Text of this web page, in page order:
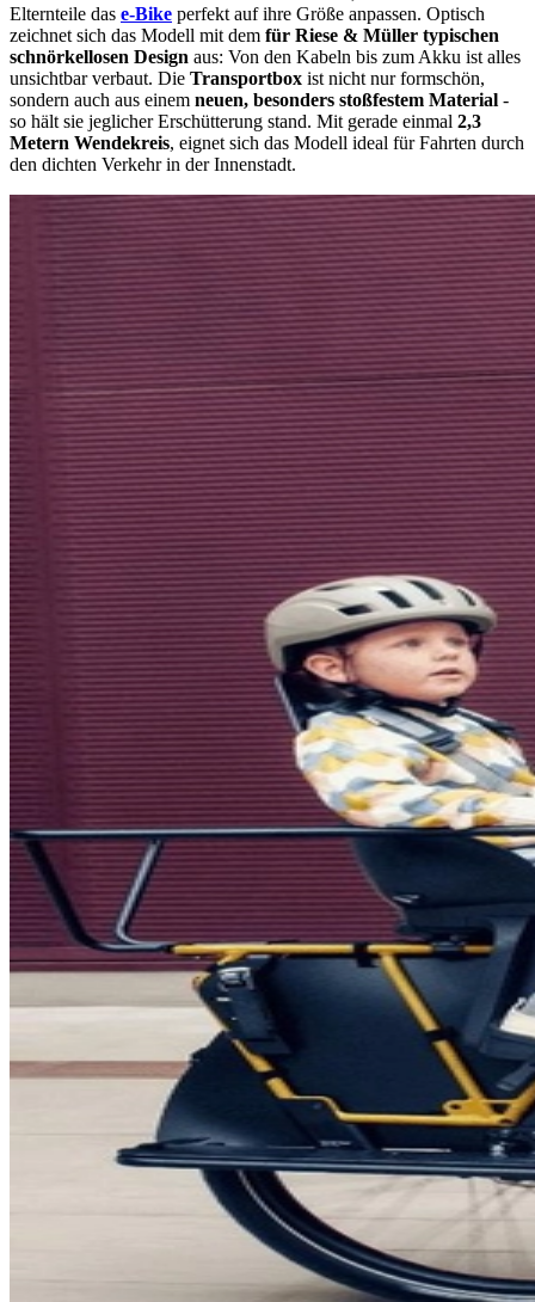
Elternteile das e-Bike perfekt auf ihre Größe anpassen. Optisch
zeichnet sich das Modell mit dem für Riese & Müller typischen
schnörkellosen Design aus: Von den Kabeln bis zum Akku ist alles
unsichtbar verbaut. Die Transportbox ist nicht nur formschön,
sondern auch aus einem neuen, besonders stoßfestem Material -
so hält sie jeglicher Erschütterung stand. Mit gerade einmal 2,3
Metern Wendekreis, eignet sich das Modell ideal für Fahrten durch
den dichten Verkehr in der Innenstadt.